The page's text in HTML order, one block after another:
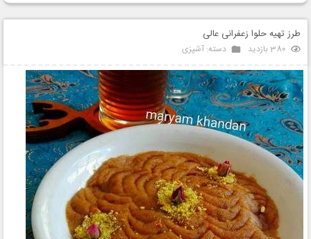
طرز تهیه حلوا زعفرانی عالی
380 بازدید دسته: آشپزی